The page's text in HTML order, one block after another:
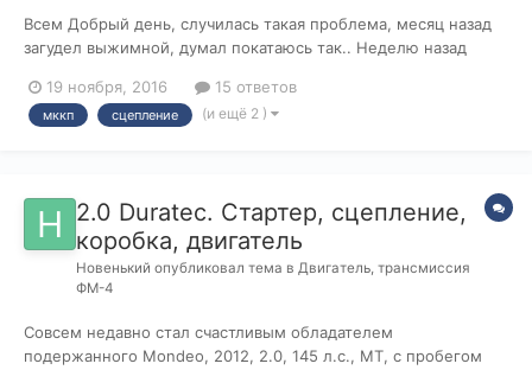
Всем Добрый день, случилась такая проблема, месяц назад
загудел выжимной, думал покатаюсь так.. Неделю назад
потом заглушил машину, посидел и опять завожу, начал
включать передачу у меня стало буксовать сцепление, почти
19 ноября, 2016 15 ответов
мккп сцепление (и ещё 2 )
2.0 Duratec. Стартер, сцепление,
коробка, двигатель
Новенький опубликовал тема в Двигатель, трансмиссия
ФМ-4
Совсем недавно стал счастливым обладателем
подержанного Mondeo, 2012, 2.0, 145 л.с., МТ, с пробегом